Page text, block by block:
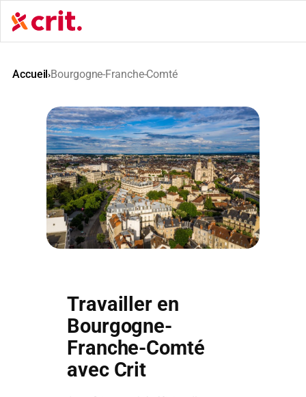
Aller
au
contenu
Accueil›Bourgogne-Franche-Comté
Travailler en
Bourgogne-
Franche-Comté
avec Crit